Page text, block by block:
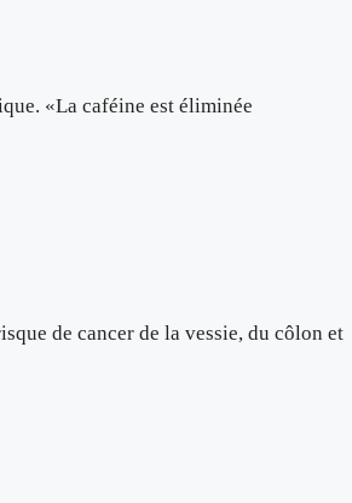
«La caféine est éliminée
de cancer de la vessie, du côlon et